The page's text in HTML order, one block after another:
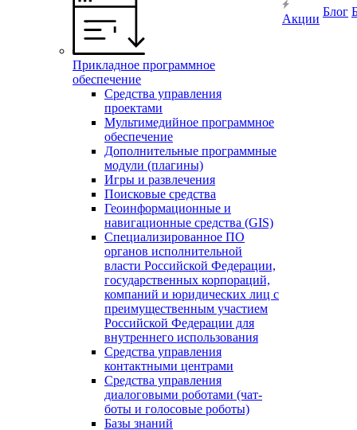
Прикладное программное
обеспечение
Средства управления
проектами
Мультимедийное программное
обеспечение
Дополнительные программные
модули (плагины)
Игры и развлечения
Поисковые средства
Геоинформационные и
навигационные средства (GIS)
Специализированное ПО
органов исполнительной
власти Российской Федерации,
государственных корпораций,
компаний и юридических лиц с
преимущественным участием
Российской Федерации для
внутреннего использования
Средства управления
контактными центрами
Средства управления
диалоговыми роботами (чат-
боты и голосовые роботы)
Базы знаний
Акции
Блог